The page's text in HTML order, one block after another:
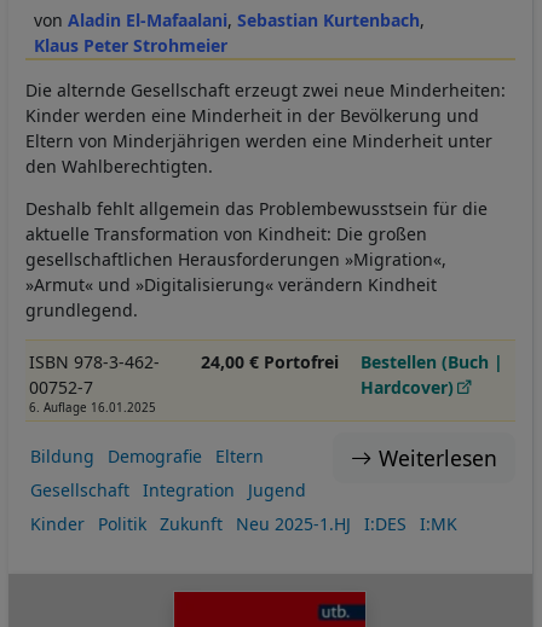
Aladin El-Mafaalani Sebastian Kurtenbach
Klaus Peter Strohmeier
Die alternde Gesellschaft erzeugt zwei neue Minderheiten:
Kinder werden eine Minderheit in der Bevölkerung und
Eltern von Minderjährigen werden eine Minderheit unter
den Wahlberechtigten.
Deshalb fehlt allgemein das Problembewusstsein für die
aktuelle Transformation von Kindheit: Die großen
gesellschaftlichen Herausforderungen »Migration«,
»Armut« und »Digitalisierung« verändern Kindheit
grundlegend.
ISBN 978-3-462-
00752-7
6. Auflage 16.01.2025
24,00 € Portofrei
Bestellen (Buch |
Hardcover)
Weiterlesen
Bildung Demografie
Eltern
Gesellschaft
Integration
Jugend
Kinder
Politik Zukunft Neu 2025-1.HJ I:DES I:MK